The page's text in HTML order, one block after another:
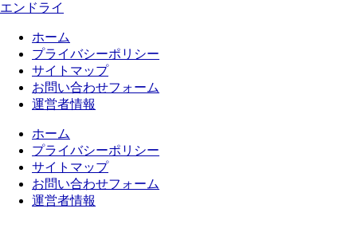
エンドライ
ホーム
プライバシーポリシー
サイトマップ
お問い合わせフォーム
運営者情報
ホーム
プライバシーポリシー
サイトマップ
お問い合わせフォーム
運営者情報